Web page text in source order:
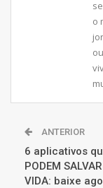
o
ANTERIOR
6 aplicativos
PODEM
VIDA: baixe